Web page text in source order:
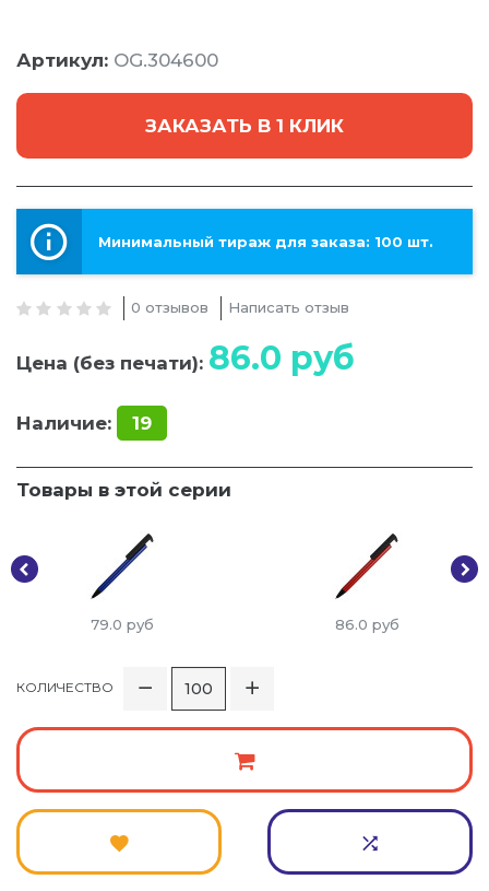
Артикул: OG.304600
ЗАКАЗАТЬ В 1 КЛИК
Минимальный тираж для заказа: 100 шт.
0 отзывов Написать отзыв
Цена (без печати): 86.0 руб
Наличие: 19
Товары в этой серии
79.0 руб 86.0 руб
КОЛИЧЕСТВО